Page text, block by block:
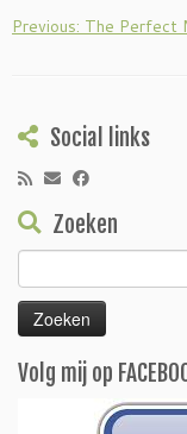
Previous: The Perfect
Social links
Zoeken
Zoeken
naar:
Volg mij op